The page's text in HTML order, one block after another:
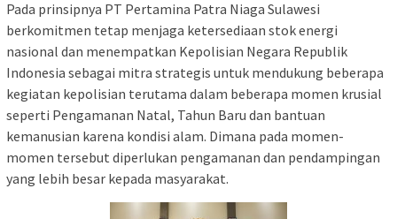
Pada prinsipnya PT Pertamina Patra Niaga Sulawesi
berkomitmen tetap menjaga ketersediaan stok energi
nasional dan menempatkan Kepolisian Negara Republik
Indonesia sebagai mitra strategis untuk mendukung beberapa
kegiatan kepolisian terutama dalam beberapa momen krusial
seperti Pengamanan Natal, Tahun Baru dan bantuan
kemanusian karena kondisi alam. Dimana pada momen-
momen tersebut diperlukan pengamanan dan pendampingan
yang lebih besar kepada masyarakat.